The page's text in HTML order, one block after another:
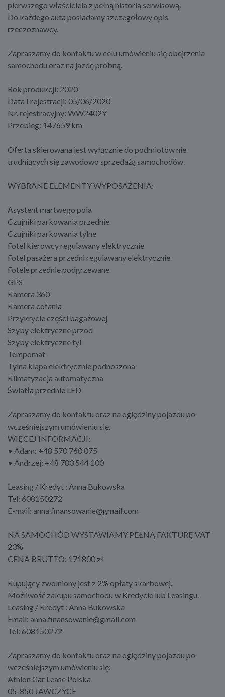
pierwszego właściciela z pełną historią serwisową.
Do każdego auta posiadamy szczegółowy opis
rzeczoznawcy.
Zapraszamy do kontaktu w celu umówieniu się obejrzenia
samochodu oraz na jazdę próbną.
Rok produkcji: 2020
Data I rejestracji: 05/06/2020
Nr. rejestracyjny: WW2402Y
Przebieg: 147659 km
Oferta skierowana jest wyłącznie do podmiotów nie
trudniących się zawodowo sprzedażą samochodów.
WYBRANE ELEMENTY WYPOSAŻENIA:
Asystent martwego pola
Czujniki parkowania przednie
Czujniki parkowania tylne
Fotel kierowcy regulawany elektrycznie
Fotel pasażera przedni regulawany elektrycznie
Fotele przednie podgrzewane
GPS
Kamera 360
Kamera cofania
Przykrycie części bagażowej
Szyby elektryczne przod
Szyby elektryczne tyl
Tempomat
Tylna klapa elektrycznie podnoszona
Klimatyzacja automatyczna
Światła przednie LED
Zapraszamy do kontaktu oraz na oględziny pojazdu po
wcześniejszym umówieniu się.
WIĘCEJ INFORMACJI:
• Adam: +48 570 760 075
• Andrzej: +48 783 544 100
Leasing / Kredyt : Anna Bukowska
Tel: 608150272
E-mail: anna.finansowanie@gmail.com
NA SAMOCHÓD WYSTAWIAMY PEŁNĄ FAKTURĘ VAT
23%
CENA BRUTTO: 171800 zł
Kupujący zwolniony jest z 2% opłaty skarbowej.
Możliwość zakupu samochodu w Kredycie lub Leasingu.
Leasing / Kredyt : Anna Bukowska
Email: anna.finansowanie@gmail.com
Tel: 608150272
Zapraszamy do kontaktu oraz na oględziny pojazdu po
wcześniejszym umówieniu się:
Athlon Car Lease Polska
05-850 JAWCZYCE